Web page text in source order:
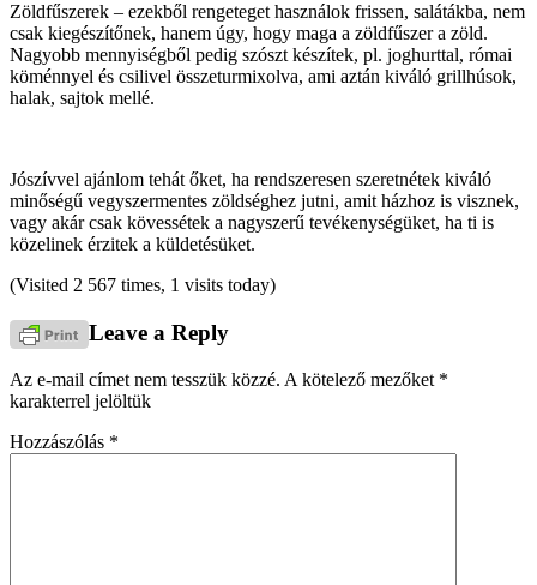
Zöldfűszerek – ezekből rengeteget használok frissen, salátákba, nem
csak kiegészítőnek, hanem úgy, hogy maga a zöldfűszer a zöld.
Nagyobb mennyiségből pedig szószt készítek, pl. joghurttal, római
köménnyel és csilivel összeturmixolva, ami aztán kiváló grillhúsok,
halak, sajtok mellé.
Jószívvel ajánlom tehát őket, ha rendszeresen szeretnétek kiváló
minőségű vegyszermentes zöldséghez jutni, amit házhoz is visznek,
vagy akár csak kövessétek a nagyszerű tevékenységüket, ha ti is
közelinek érzitek a küldetésüket.
(Visited 2 567 times, 1 visits today)
Leave a Reply
Az e-mail címet nem tesszük közzé. A kötelező mezőket *
karakterrel jelöltük
Hozzászólás *